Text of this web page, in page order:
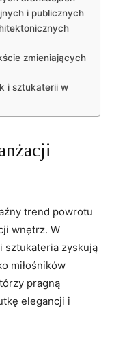
i publicznych
zmieniających
i sztukaterii w
trend powrotu
wnętrz. W
sztukateria zyskują
miłośników
pragną
elegancji i